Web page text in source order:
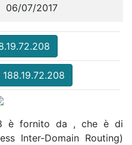
06/07/2017
è fornito da , che è di
Inter-Domain Routing)